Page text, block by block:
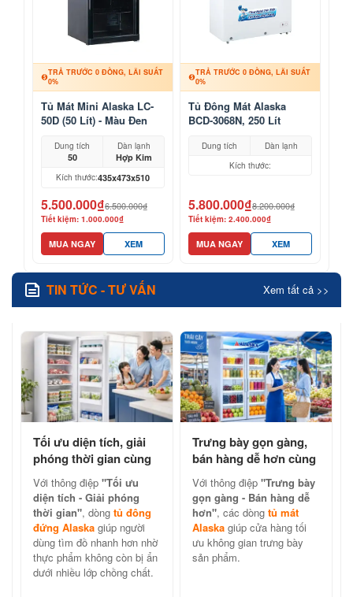
TRẢ TRƯỚC 0 ĐỒNG, LÃI SUẤT
0%
Tủ Mát Mini Alaska LC-
50D (50 Lít) - Màu Đen
Dung tích
50
Dàn lạnh
Hợp Kim
Kích thước:435x473x510
5.500.000₫6.500.000₫
Tiết kiệm: 1.000.000₫
MUA NGAY XEM
TRẢ TRƯỚC 0 ĐỒNG, LÃI SUẤT
0%
Tủ Đông Mát Alaska
BCD-3068N, 250 Lít
Dung tích
Dàn lạnh
Kích thước:
5.800.000₫8.200.000₫
Tiết kiệm: 2.400.000₫
MUA NGAY XEM
TIN TỨC - TƯ VẤN Xem tất cả >>
Tối ưu diện tích, giải
phóng thời gian cùng
tủ đông đứng Alaska
Với thông điệp "Tối ưu
diện tích - Giải phóng
thời gian", dòng tủ đông
đứng Alaska giúp người
dùng tìm đồ nhanh hơn nhờ
thực phẩm không còn bị ẩn
dưới nhiều lớp chồng chất.
Trưng bày gọn gàng,
bán hàng dễ hơn cùng
tủ mát Alaska chính
hãng
Với thông điệp "Trưng bày
gọn gàng - Bán hàng dễ
hơn", các dòng tủ mát
Alaska giúp cửa hàng tối
ưu không gian trưng bày
sản phẩm.